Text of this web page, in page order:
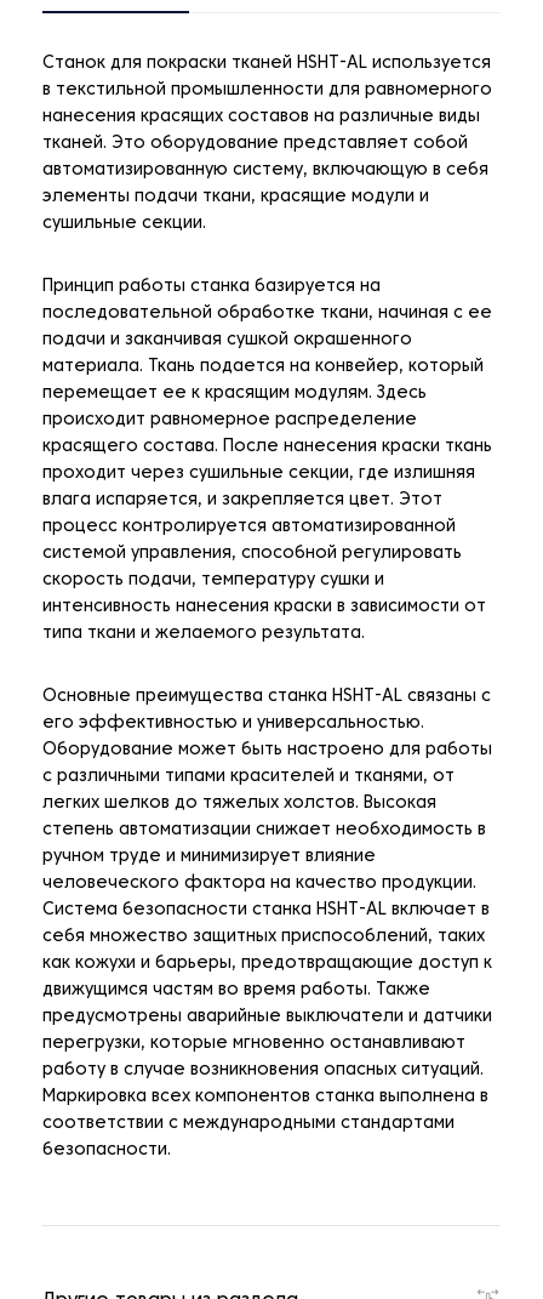
Станок для покраски тканей HSHT-AL используется
в текстильной промышленности для равномерного
нанесения красящих составов на различные виды
тканей. Это оборудование представляет собой
автоматизированную систему, включающую в себя
элементы подачи ткани, красящие модули и
сушильные секции.
Принцип работы станка базируется на
последовательной обработке ткани, начиная с ее
подачи и заканчивая сушкой окрашенного
материала. Ткань подается на конвейер, который
перемещает ее к красящим модулям. Здесь
происходит равномерное распределение
красящего состава. После нанесения краски ткань
проходит через сушильные секции, где излишняя
влага испаряется, и закрепляется цвет. Этот
процесс контролируется автоматизированной
системой управления, способной регулировать
скорость подачи, температуру сушки и
интенсивность нанесения краски в зависимости от
типа ткани и желаемого результата.
Основные преимущества станка HSHT-AL связаны с
его эффективностью и универсальностью.
Оборудование может быть настроено для работы
с различными типами красителей и тканями, от
легких шелков до тяжелых холстов. Высокая
степень автоматизации снижает необходимость в
ручном труде и минимизирует влияние
человеческого фактора на качество продукции.
Система безопасности станка HSHT-AL включает в
себя множество защитных приспособлений, таких
как кожухи и барьеры, предотвращающие доступ к
движущимся частям во время работы. Также
предусмотрены аварийные выключатели и датчики
перегрузки, которые мгновенно останавливают
работу в случае возникновения опасных ситуаций.
Маркировка всех компонентов станка выполнена в
соответствии с международными стандартами
безопасности.